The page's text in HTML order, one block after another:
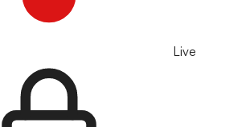
Live